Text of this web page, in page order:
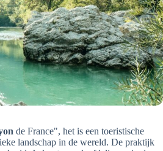
de France", het is een toeristische
landschap in de wereld. De praktijk